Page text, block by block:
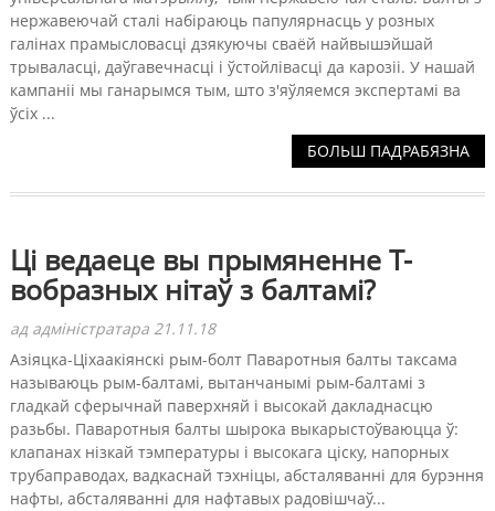
нержавеючай сталі набіраюць папулярнасць у розных
галінах прамысловасці дзякуючы сваёй найвышэйшай
трываласці, даўгавечнасці і ўстойлівасці да карозіі. У нашай
кампаніі мы ганарымся тым, што з'яўляемся экспертамі ва
ўсіх ...
БОЛЬШ ПАДРАБЯЗНА
Ці ведаеце вы прымяненне Т-
вобразных нітаў з балтамі?
ад адміністратара 21.11.18
Азіяцка-Ціхаакіянскі рым-болт Паваротныя балты таксама
называюць рым-балтамі, вытанчанымі рым-балтамі з
гладкай сферычнай паверхняй і высокай дакладнасцю
разьбы. Паваротныя балты шырока выкарыстоўваюцца ў:
клапанах нізкай тэмпературы і высокага ціску, напорных
трубаправодах, вадкаснай тэхніцы, абсталяванні для бурэння
нафты, абсталяванні для нафтавых радовішчаў...